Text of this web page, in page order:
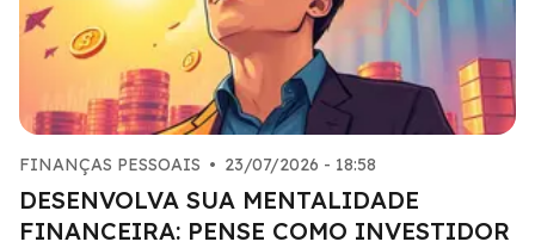
FINANÇAS PESSOAIS • 23/07/2026 - 18:58
DESENVOLVA SUA MENTALIDADE
FINANCEIRA: PENSE COMO INVESTIDOR